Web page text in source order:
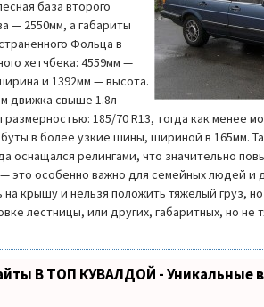
база второго
— 2550мм, а габариты
Фольца в
хетчбека: 4559мм —
и 1392мм — высота.
движка свыше 1.8л
размерностью: 185/70 R13, тогда как менее
в более узкие шины, шириной в 165мм.
оснащался релингами, что значительно
— это особенно важно для семейных людей
на крышу и нельзя положить тяжелый груз,
лестницы, или других, габаритных, но не
В ТОП КУВАЛДОЙ - Уникальные